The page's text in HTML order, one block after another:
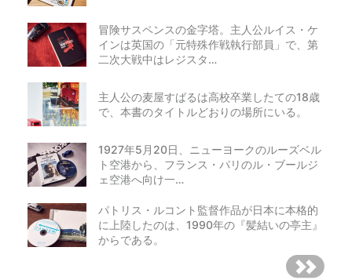
冒険サスペンスの金字塔。主人公ルイス・ケ
インは英国の「元特殊作戦執行部員」で、第
二次大戦中はレジスタ…
主人公の麦屋すばるは高校卒業したての18歳
で、本書のタイトルどおりの場所にいる。
1927年5月20日、ニューヨークのルーズベル
ト空港から、フランス・パリのル・ブールジ
ェ空港へ向け一…
パトリス・ルコント監督作品が日本に本格的
に上陸したのは、1990年の『髪結いの亭主』
からである。